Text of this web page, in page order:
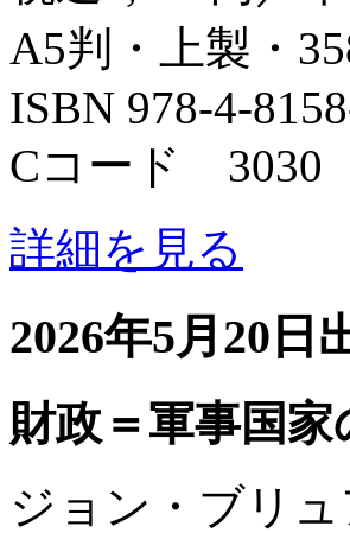
A5判・上製・
ISBN 978-4-
Cコード 3030
詳細を見る
2026年5月20日
財政＝軍事国家
ジョン・ブリ